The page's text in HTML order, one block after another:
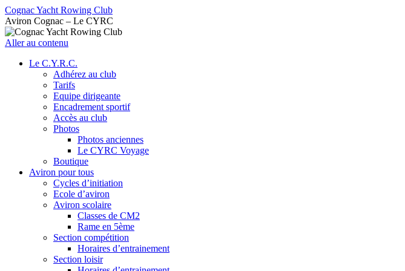
Cognac Yacht Rowing Club
Aviron Cognac – Le CYRC
Aller au contenu
Le C.Y.R.C.
Adhérez au club
Tarifs
Equipe dirigeante
Encadrement sportif
Accès au club
Photos
Photos anciennes
Le CYRC Voyage
Boutique
Aviron pour tous
Cycles d’initiation
Ecole d’aviron
Aviron scolaire
Classes de CM2
Rame en 5ème
Section compétition
Horaires d’entrainement
Section loisir